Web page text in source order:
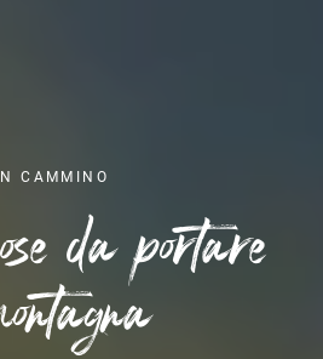
CAMMINO
da portare